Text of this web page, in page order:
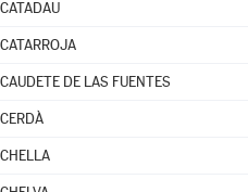
CATADAU
CATARROJA
CAUDETE DE LAS FUENTES
CERDÀ
CHELLA